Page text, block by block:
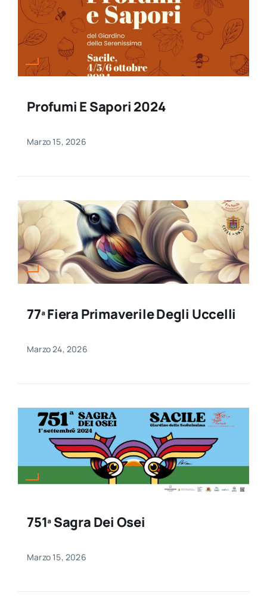
Profumi E Sapori 2024
Marzo 15, 2026
77ª Fiera Primaverile Degli Uccelli
Marzo 24, 2026
751ª Sagra Dei Osei
Marzo 15, 2026